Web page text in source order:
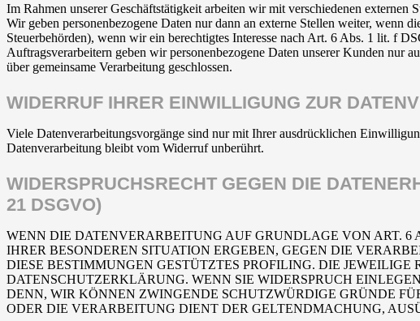
Im Rahmen unserer Geschäftstätigkeit arbeiten wir mit verschiedenen
Wir geben personenbezogene Daten nur dann an externe Stellen weiter,
Steuerbehörden), wenn wir ein berechtigtes Interesse nach Art. 6 Abs. 1 lit. f
Auftragsverarbeitern geben wir personenbezogene Daten unserer Kunden nur
über gemeinsame Verarbeitung geschlossen.
WIDERRUF IHRER EINWILLIGUNG ZUR
Viele Datenverarbeitungsvorgänge sind nur mit Ihrer ausdrücklichen
Datenverarbeitung bleibt vom Widerruf unberührt.
WIDERSPRUCHSRECHT GEGEN DIE
21 DSGVO)
WENN DIE DATENVERARBEITUNG AUF GRUNDLAGE VON ART. 6
IHRER BESONDEREN SITUATION ERGEBEN, GEGEN DIE
DIESE BESTIMMUNGEN GESTÜTZTES PROFILING. DIE
DATENSCHUTZERKLÄRUNG. WENN SIE WIDERSPRUCH
DENN, WIR KÖNNEN ZWINGENDE SCHUTZWÜRDIGE GRÜNDE
ODER DIE VERARBEITUNG DIENT DER GELTENDMACHUNG,